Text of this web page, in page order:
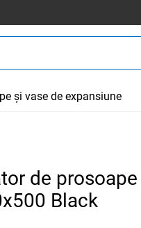
și vase de expansiune
de
Black